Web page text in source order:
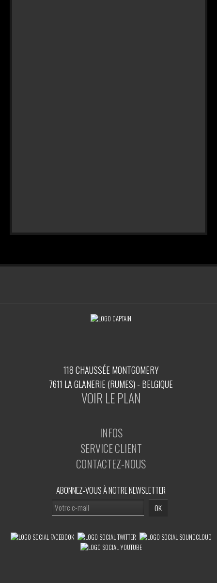
118 CHAUSSÉE MONTGOMERY
7611 LA GLANERIE (RUMES) - BELGIQUE
VOIR LE PLAN
INFOS
SERVICE CLIENT
CONTACTEZ-NOUS
ABONNEZ-VOUS À NOTRE NEWSLETTER
OK